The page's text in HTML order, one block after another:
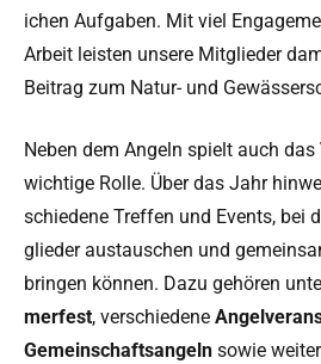
ichen Auf­gaben. Mit viel
Arbeit leis­ten unsere Mit­glieder
Beitrag zum Natur- und
Neben dem Angeln spielt auch das
wichtige Rolle. Über das Jahr
schiedene Tre­f­fen und Events, bei
glieder aus­tauschen und
brin­gen kön­nen. Dazu gehören
mer­fest, ver­schiedene
Gemein­schaft­san­geln sowie